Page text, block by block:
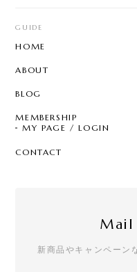
GUIDE
HOME
ABOUT
BLOG
MEMBERSHIP
MY PAGE / LOGIN
CONTACT
Mail
新商品やキャンペーン